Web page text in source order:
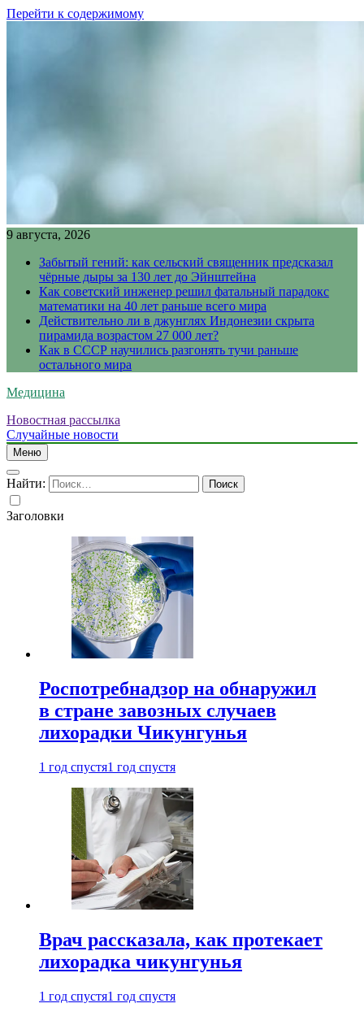
Перейти к содержимому
9 августа, 2026
Забытый гений: как сельский священник предсказал
чёрные дыры за 130 лет до Эйнштейна
Как советский инженер решил фатальный парадокс
математики на 40 лет раньше всего мира
Действительно ли в джунглях Индонезии скрыта
пирамида возрастом 27 000 лет?
Как в СССР научились разгонять тучи раньше
остального мира
Медицина
Новостная рассылка
Случайные новости
Меню
Найти:
Заголовки
Роспотребнадзор на обнаружил
в стране завозных случаев
лихорадки Чикунгунья
1 год спустя1 год спустя
Врач рассказала, как протекает
лихорадка чикунгунья
1 год спустя1 год спустя